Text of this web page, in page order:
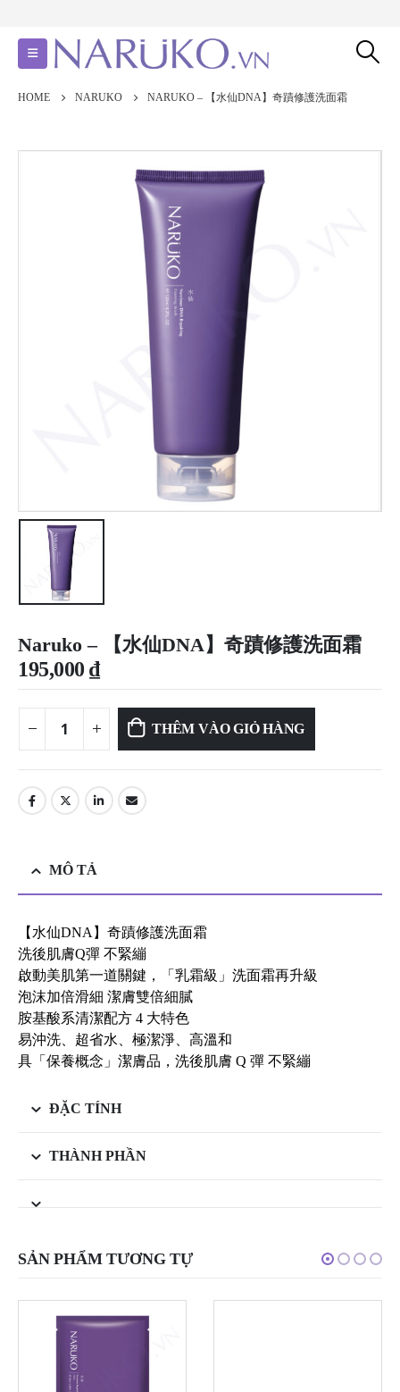
HOME NARUKO NARUKO – 【水仙DNA】奇蹟修護洗面霜
Naruko – 【水仙DNA】奇蹟修護洗面霜
195,000₫
THÊM VÀO GIỎ HÀNG
MÔ TẢ
【水仙DNA】奇蹟修護洗面霜
洗後肌膚Q彈 不緊繃
啟動美肌第一道關鍵，「乳霜級」洗面霜再升級
泡沫加倍滑細 潔膚雙倍細膩
胺基酸系清潔配方 4 大特色
易沖洗、超省水、極潔淨、高溫和
具「保養概念」潔膚品，洗後肌膚 Q 彈 不緊繃
ĐẶC TÍNH
THÀNH PHẦN
SẢN PHẨM TƯƠNG TỰ